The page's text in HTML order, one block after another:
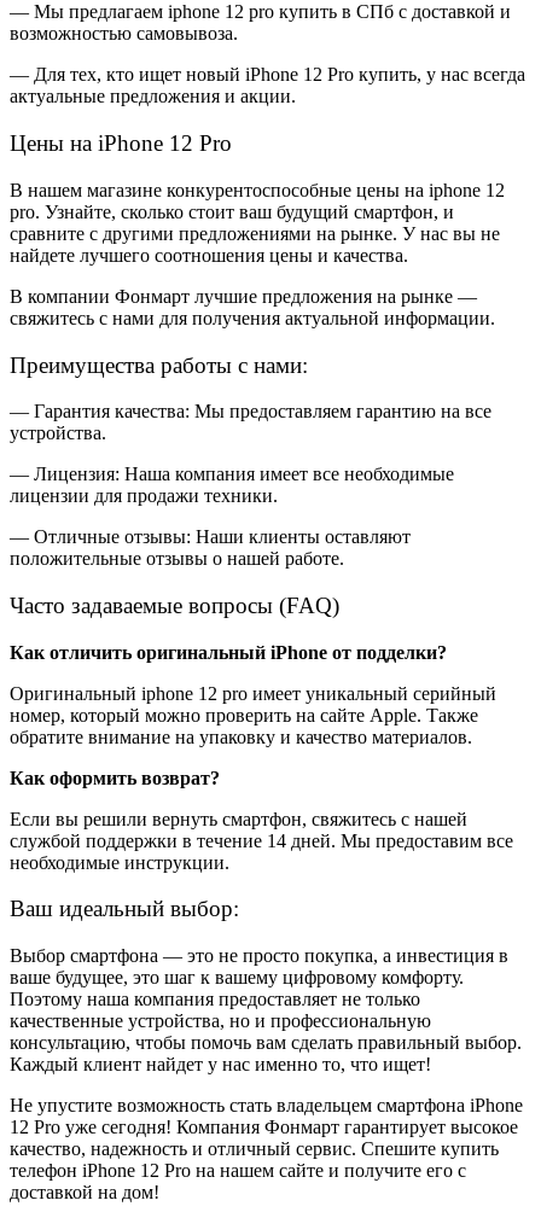
— Мы предлагаем iphone 12 pro купить в СПб с доставкой и
возможностью самовывоза.
— Для тех, кто ищет новый iPhone 12 Pro купить, у нас всегда
актуальные предложения и акции.
Цены на iPhone 12 Pro
В нашем магазине конкурентоспособные цены на iphone 12
pro. Узнайте, сколько стоит ваш будущий смартфон, и
сравните с другими предложениями на рынке. У нас вы не
найдете лучшего соотношения цены и качества.
В компании Фонмарт лучшие предложения на рынке —
свяжитесь с нами для получения актуальной информации.
Преимущества работы с нами:
— Гарантия качества: Мы предоставляем гарантию на все
устройства.
— Лицензия: Наша компания имеет все необходимые
лицензии для продажи техники.
— Отличные отзывы: Наши клиенты оставляют
положительные отзывы о нашей работе.
Часто задаваемые вопросы (FAQ)
Как отличить оригинальный iPhone от подделки?
Оригинальный iphone 12 pro имеет уникальный серийный
номер, который можно проверить на сайте Apple. Также
обратите внимание на упаковку и качество материалов.
Как оформить возврат?
Если вы решили вернуть смартфон, свяжитесь с нашей
службой поддержки в течение 14 дней. Мы предоставим все
необходимые инструкции.
Ваш идеальный выбор:
Выбор смартфона — это не просто покупка, а инвестиция в
ваше будущее, это шаг к вашему цифровому комфорту.
Поэтому наша компания предоставляет не только
качественные устройства, но и профессиональную
консультацию, чтобы помочь вам сделать правильный выбор.
Каждый клиент найдет у нас именно то, что ищет!
Не упустите возможность стать владельцем смартфона iPhone
12 Pro уже сегодня! Компания Фонмарт гарантирует высокое
качество, надежность и отличный сервис. Спешите купить
телефон iPhone 12 Pro на нашем сайте и получите его с
доставкой на дом!